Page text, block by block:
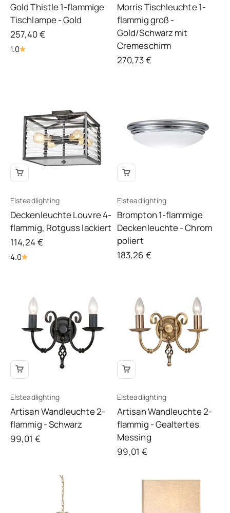
Gold Thistle 1-flammige
Tischlampe - Gold
Angebot
257,40 €
1.0
Morris Tischleuchte 1-
flammig groß -
Gold/Schwarz mit
Cremeschirm
Angebot
270,73 €
Elsteadlighting
Deckenleuchte Louvre 4-
flammig, Rotguss lackiert
Angebot
114,24 €
4.0
Elsteadlighting
Brompton 1-flammige
Deckenleuchte - Chrom
poliert
Angebot
183,26 €
Elsteadlighting
Artisan Wandleuchte 2-
flammig - Schwarz
Angebot
99,01 €
Elsteadlighting
Artisan Wandleuchte 2-
flammig - Gealtertes
Messing
Angebot
99,01 €